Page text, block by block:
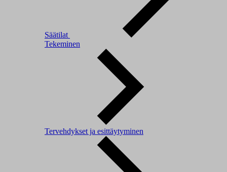
Säätilat
Tekeminen
Tervehdykset ja esittäytyminen